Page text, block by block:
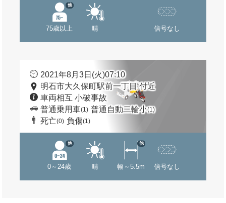
75歳以上
他
晴 信号なし
2021年8月3日(火)07:10
明石市大久保町駅前一丁目 付近
車両相互 小破事故
普通乗用車(1) 普通自動二輪小(1)
死亡(0) 負傷(1)
0～24歳
他
晴 幅～5.5m
他
信号なし